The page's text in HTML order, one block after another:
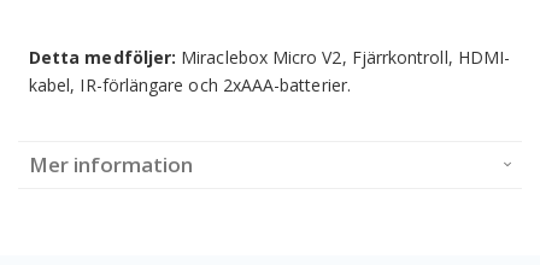
Detta medföljer: Miraclebox Micro V2, Fjärrkontroll, HDMI-
kabel, IR-förlängare och 2xAAA-batterier.
Mer information